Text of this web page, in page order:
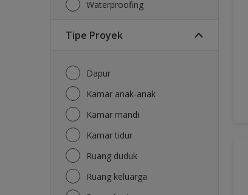
Waterproofing
Tipe Proyek
Dapur
Kamar anak-anak
Kamar mandi
Kamar tidur
Ruang duduk
Ruang keluarga